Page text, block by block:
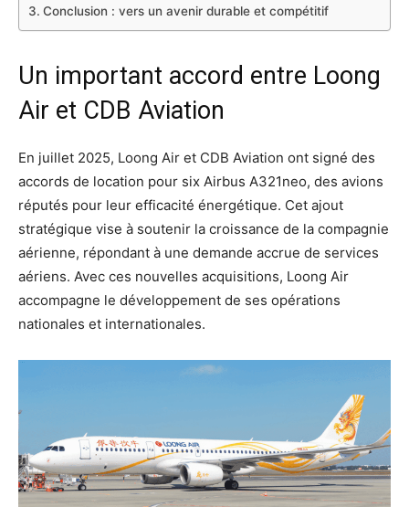
Conclusion : vers un avenir durable et compétitif
Un important accord entre Loong
Air et CDB Aviation
En juillet 2025, Loong Air et CDB Aviation ont signé des
accords de location pour six Airbus A321neo, des avions
réputés pour leur efficacité énergétique. Cet ajout
stratégique vise à soutenir la croissance de la compagnie
aérienne, répondant à une demande accrue de services
aériens. Avec ces nouvelles acquisitions, Loong Air
accompagne le développement de ses opérations
nationales et internationales.